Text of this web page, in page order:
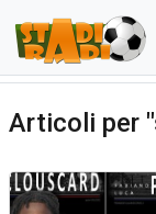
Articoli per